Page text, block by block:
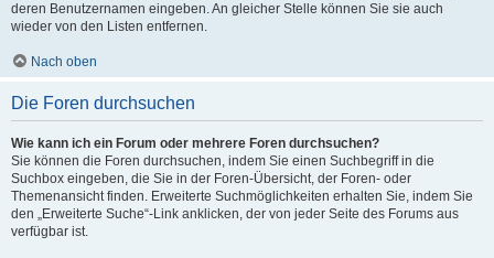
deren Benutzernamen eingeben. An gleicher Stelle können Sie sie auch
wieder von den Listen entfernen.
Nach oben
Die Foren durchsuchen
Wie kann ich ein Forum oder mehrere Foren durchsuchen?
Sie können die Foren durchsuchen, indem Sie einen Suchbegriff in die
Suchbox eingeben, die Sie in der Foren-Übersicht, der Foren- oder
Themenansicht finden. Erweiterte Suchmöglichkeiten erhalten Sie, indem Sie
den „Erweiterte Suche“-Link anklicken, der von jeder Seite des Forums aus
verfügbar ist.